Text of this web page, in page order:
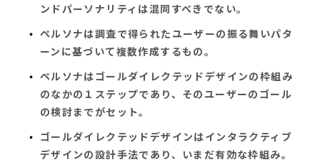
ンドパーソナリティは混同すべきでない。
ペルソナは調査で得られたユーザーの振る舞いパタ
ーンに基づいて複数作成するもの。
ペルソナはゴールダイレクテッドデザインの枠組み
のなかの１ステップであり、そのユーザーのゴール
の検討までがセット。
ゴールダイレクテッドデザインはインタラクティブ
デザインの設計手法であり、いまだ有効な枠組み。